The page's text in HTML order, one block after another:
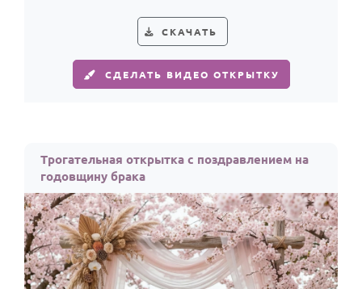
СКАЧАТЬ
СДЕЛАТЬ ВИДЕО ОТКРЫТКУ
Трогательная открытка с поздравлением на
годовщину брака